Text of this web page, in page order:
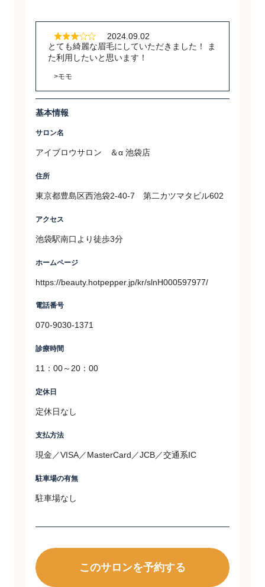
2024.09.02
とても綺麗な眉毛にしていただきました！ ま
た利用したいと思います！
>モモ
基本情報
サロン名
アイブロウサロン ＆α 池袋店
住所
東京都豊島区西池袋2-40-7 第二カツマタビル602
アクセス
池袋駅南口より徒歩3分
ホームページ
https://beauty.hotpepper.jp/kr/slnH000597977/
電話番号
070-9030-1371
診療時間
11：00～20：00
定休日
定休日なし
支払方法
現金／VISA／MasterCard／JCB／交通系IC
駐車場の有無
駐車場なし
このサロンを予約する